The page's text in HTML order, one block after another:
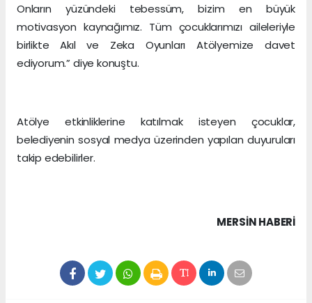
Onların yüzündeki tebessüm, bizim en büyük
motivasyon kaynağımız. Tüm çocuklarımızı aileleriyle
birlikte Akıl ve Zeka Oyunları Atölyemize davet
ediyorum.” diye konuştu.
Atölye etkinliklerine katılmak isteyen çocuklar,
belediyenin sosyal medya üzerinden yapılan duyuruları
takip edebilirler.
MERSIN HABERİ